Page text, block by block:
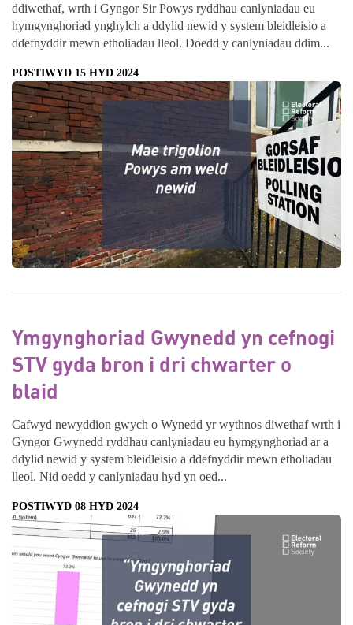
ddiwethaf, wrth i Gyngor Sir Powys ryddhau canlyniadau eu
hymgynghoriad ynghylch a ddylid newid y system bleidleisio a
ddefnyddir mewn etholiadau lleol. Doedd y canlyniadau ddim...
POSTIWYD 15 HYD 2024
Ymgynghoriad Gwynedd yn cefnogi
STV gyda bron i dri chwarter o
blaid
Cafwyd newyddion gwych o Wynedd yr wythnos diwethaf wrth i
Gyngor Gwynedd ryddhau canlyniadau eu hymgynghoriad ar a
ddylid newid y system bleidleisio a ddefnyddir mewn etholiadau
lleol. Nid oedd y canlyniadau hyd yn oed...
POSTIWYD 08 HYD 2024